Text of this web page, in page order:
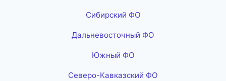
Сибирский ФО
Дальневосточный ФО
Южный ФО
Северо-Кавказский ФО